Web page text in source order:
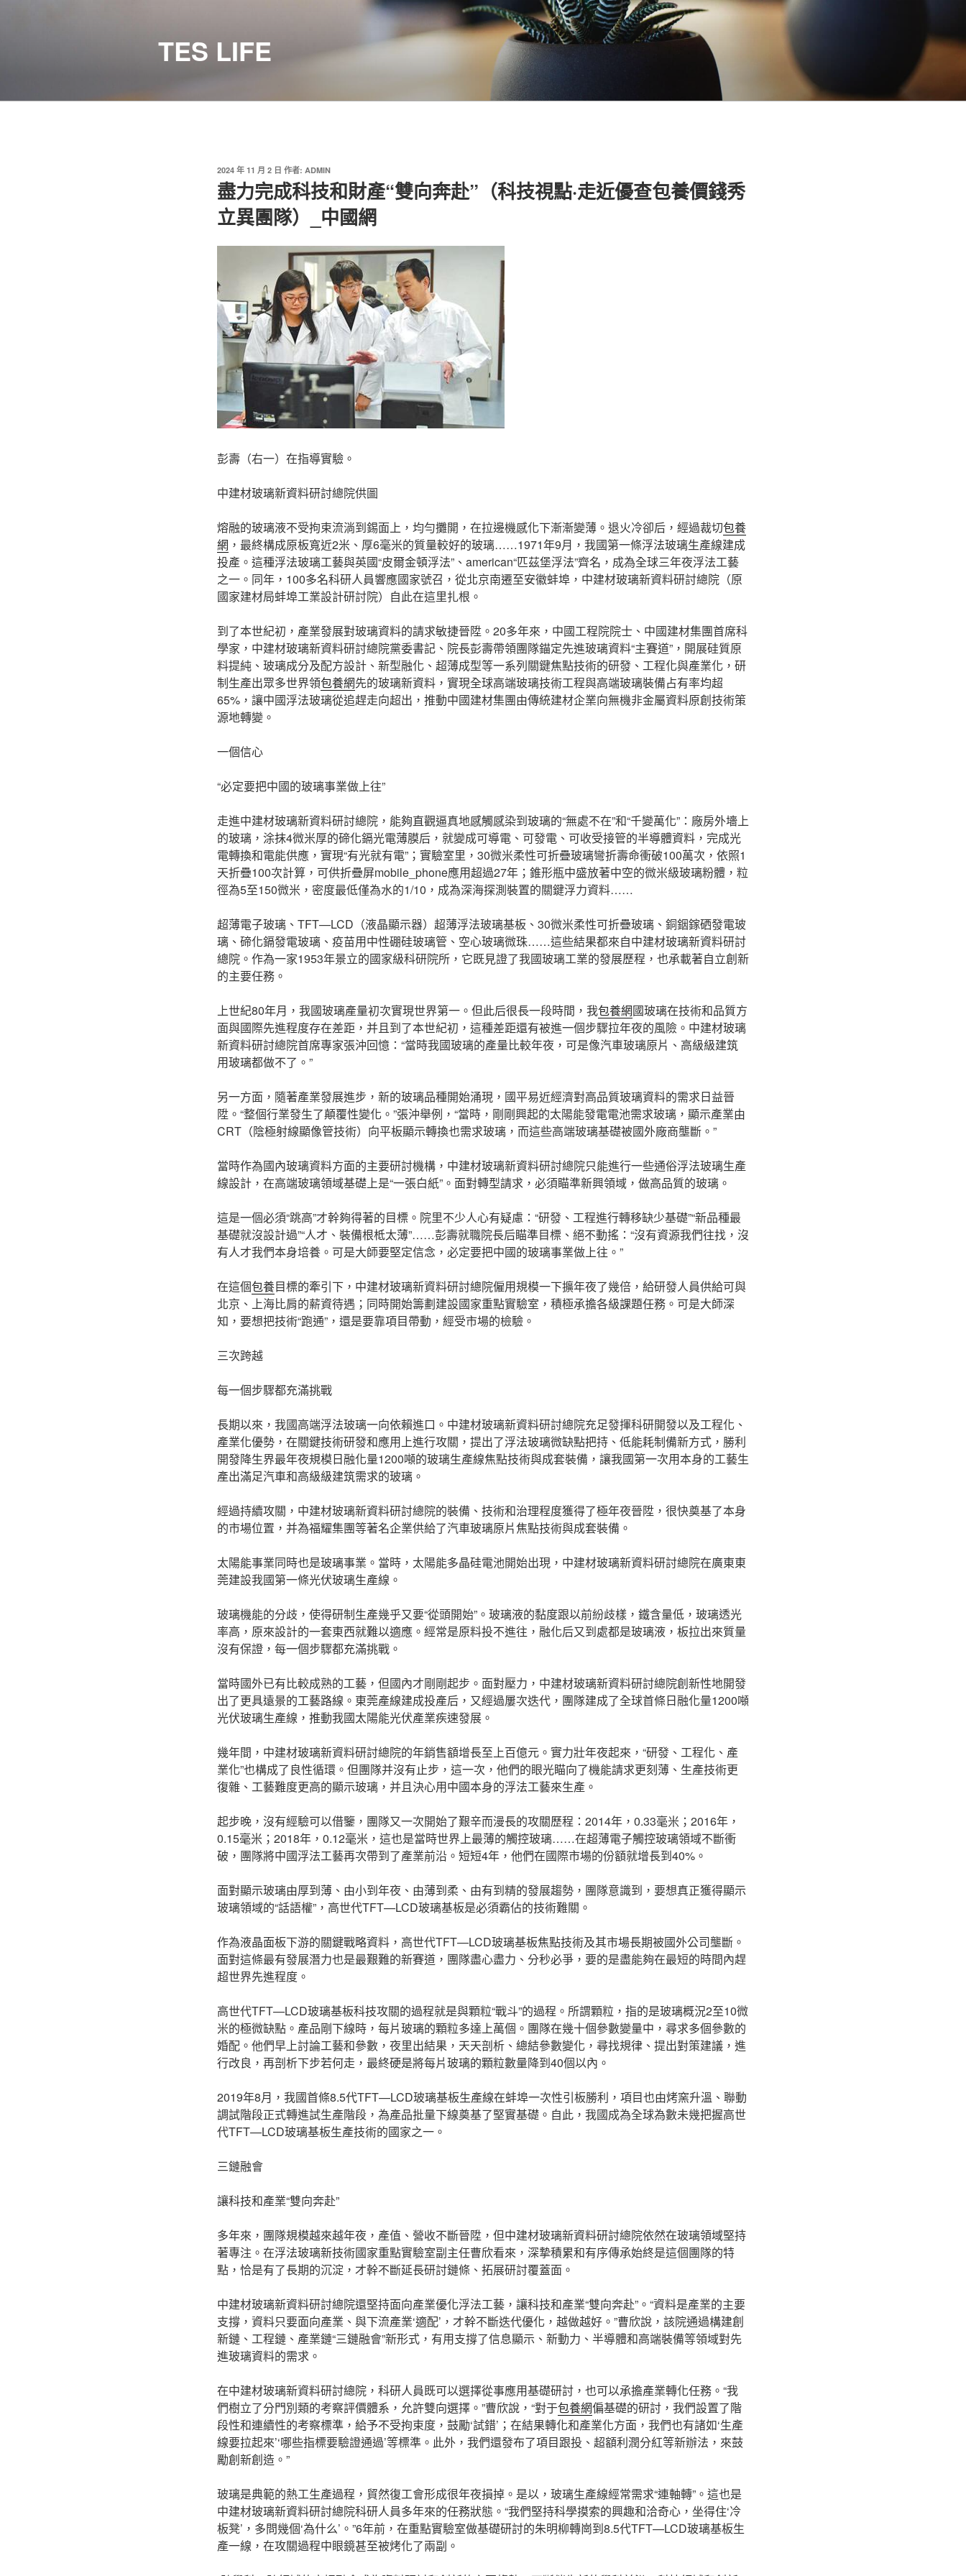
TES LIFE
發
佈
於
2024 年 11 月 2 日 作者: ADMIN
盡力完成科技和財產“雙向奔赴”（科技視點·走近優查包養價錢秀
立異團隊）_中國網
彭壽（右一）在指導實驗。
中建材玻璃新資料研討總院供圖
熔融的玻璃液不受拘束流淌到錫面上，均勻攤開，在拉邊機感化下漸漸變薄。退火冷卻后，經過裁切包養
網 ，最終構成原板寬近2米、厚6毫米的質量較好的玻璃……1971年9月，我國第一條浮法玻璃生產線建成
投產。這種浮法玻璃工藝與英國“皮爾金頓浮法”、american“匹茲堡浮法”齊名，成為全球三年夜浮法工藝
之一。同年，100多名科研人員響應國家號召，從北京南遷至安徽蚌埠，中建材玻璃新資料研討總院（原
國家建材局蚌埠工業設計研討院）自此在這里扎根。
到了本世紀初，產業發展對玻璃資料的請求敏捷晉陞。20多年來，中國工程院院士、中國建材集團首席科
學家，中建材玻璃新資料研討總院黨委書記、院長彭壽帶領團隊錨定先進玻璃資料“主賽道”，開展硅質原
料提純、玻璃成分及配方設計、新型融化、超薄成型等一系列關鍵焦點技術的研發、工程化與產業化，研
制生產出眾多世界領包養網先的玻璃新資料，實現全球高端玻璃技術工程與高端玻璃裝備占有率均超
65%，讓中國浮法玻璃從追趕走向超出，推動中國建材集團由傳統建材企業向無機非金屬資料原創技術策
源地轉變。
一個信心
“必定要把中國的玻璃事業做上往”
走進中建材玻璃新資料研討總院，能夠直觀逼真地感觸感染到玻璃的“無處不在”和“千變萬化”：廠房外墻上
的玻璃，涂抹4微米厚的碲化鎘光電薄膜后，就變成可導電、可發電、可收受接管的半導體資料，完成光
電轉換和電能供應，實現“有光就有電”；實驗室里，30微米柔性可折疊玻璃彎折壽命衝破100萬次，依照1
天折疊100次計算，可供折疊屏mobile_phone應用超過27年；錐形瓶中盛放著中空的微米級玻璃粉體，粒
徑為5至150微米，密度最低僅為水的1/10，成為深海探測裝置的關鍵浮力資料……
超薄電子玻璃、TFT—LCD（液晶顯示器）超薄浮法玻璃基板、30微米柔性可折疊玻璃、銅銦鎵硒發電玻
璃、碲化鎘發電玻璃、疫苗用中性硼硅玻璃管、空心玻璃微珠……這些結果都來自中建材玻璃新資料研討
總院。作為一家1953年景立的國家級科研院所，它既見證了我國玻璃工業的發展歷程，也承載著自立創新
的主要任務。
上世紀80年月，我國玻璃產量初次實現世界第一。但此后很長一段時間，我包養網國玻璃在技術和品質方
面與國際先進程度存在差距，并且到了本世紀初，這種差距還有被進一個步驟拉年夜的風險。中建材玻璃
新資料研討總院首席專家張沖回憶：“當時我國玻璃的產量比較年夜，可是像汽車玻璃原片、高級級建筑
用玻璃都做不了。”
另一方面，隨著產業發展進步，新的玻璃品種開始涌現，國平易近經濟對高品質玻璃資料的需求日益晉
陞。“整個行業發生了顛覆性變化。”張沖舉例，“當時，剛剛興起的太陽能發電電池需求玻璃，顯示產業由
CRT（陰極射線顯像管技術）向平板顯示轉換也需求玻璃，而這些高端玻璃基礎被國外廠商壟斷。”
當時作為國內玻璃資料方面的主要研討機構，中建材玻璃新資料研討總院只能進行一些通俗浮法玻璃生產
線設計，在高端玻璃領域基礎上是“一張白紙”。面對轉型請求，必須瞄準新興領域，做高品質的玻璃。
這是一個必須“跳高”才幹夠得著的目標。院里不少人心有疑慮：“研發、工程進行轉移缺少基礎”“新品種最
基礎就沒設計過”“人才、裝備根柢太薄”……彭壽就職院長后瞄準目標、絕不動搖：“沒有資源我們往找，沒
有人才我們本身培養。可是大師要堅定信念，必定要把中國的玻璃事業做上往。”
在這個包養目標的牽引下，中建材玻璃新資料研討總院僱用規模一下擴年夜了幾倍，給研發人員供給可與
北京、上海比肩的薪資待遇；同時開始籌劃建設國家重點實驗室，積極承擔各級課題任務。可是大師深
知，要想把技術“跑通”，還是要靠項目帶動，經受市場的檢驗。
三次跨越
每一個步驟都充滿挑戰
長期以來，我國高端浮法玻璃一向依賴進口。中建材玻璃新資料研討總院充足發揮科研開發以及工程化、
產業化優勢，在關鍵技術研發和應用上進行攻關，提出了浮法玻璃微缺點把持、低能耗制備新方式，勝利
開發降生界最年夜規模日融化量1200噸的玻璃生產線焦點技術與成套裝備，讓我國第一次用本身的工藝生
產出滿足汽車和高級級建筑需求的玻璃。
經過持續攻關，中建材玻璃新資料研討總院的裝備、技術和治理程度獲得了極年夜晉陞，很快奠基了本身
的市場位置，并為福耀集團等著名企業供給了汽車玻璃原片焦點技術與成套裝備。
太陽能事業同時也是玻璃事業。當時，太陽能多晶硅電池開始出現，中建材玻璃新資料研討總院在廣東東
莞建設我國第一條光伏玻璃生產線。
玻璃機能的分歧，使得研制生產幾乎又要“從頭開始”。玻璃液的黏度跟以前紛歧樣，鐵含量低，玻璃透光
率高，原來設計的一套東西就難以適應。經常是原料投不進往，融化后又到處都是玻璃液，板拉出來質量
沒有保證，每一個步驟都充滿挑戰。
當時國外已有比較成熟的工藝，但國內才剛剛起步。面對壓力，中建材玻璃新資料研討總院創新性地開發
出了更具遠景的工藝路線。東莞產線建成投產后，又經過屢次迭代，團隊建成了全球首條日融化量1200噸
光伏玻璃生產線，推動我國太陽能光伏產業疾速發展。
幾年間，中建材玻璃新資料研討總院的年銷售額增長至上百億元。實力壯年夜起來，“研發、工程化、產
業化”也構成了良性循環。但團隊并沒有止步，這一次，他們的眼光瞄向了機能請求更刻薄、生產技術更
復雜、工藝難度更高的顯示玻璃，并且決心用中國本身的浮法工藝來生產。
起步晚，沒有經驗可以借鑒，團隊又一次開始了艱辛而漫長的攻關歷程：2014年，0.33毫米；2016年，
0.15毫米；2018年，0.12毫米，這也是當時世界上最薄的觸控玻璃……在超薄電子觸控玻璃領域不斷衝
破，團隊將中國浮法工藝再次帶到了產業前沿。短短4年，他們在國際市場的份額就增長到40%。
面對顯示玻璃由厚到薄、由小到年夜、由薄到柔、由有到精的發展趨勢，團隊意識到，要想真正獲得顯示
玻璃領域的“話語權”，高世代TFT—LCD玻璃基板是必須霸佔的技術難關。
作為液晶面板下游的關鍵戰略資料，高世代TFT—LCD玻璃基板焦點技術及其市場長期被國外公司壟斷。
面對這條最有發展潛力也是最艱難的新賽道，團隊盡心盡力、分秒必爭，要的是盡能夠在最短的時間內趕
超世界先進程度。
高世代TFT—LCD玻璃基板科技攻關的過程就是與顆粒“戰斗”的過程。所謂顆粒，指的是玻璃概況2至10微
米的極微缺點。產品剛下線時，每片玻璃的顆粒多達上萬個。團隊在幾十個參數變量中，尋求多個參數的
婚配。他們早上討論工藝和參數，夜里出結果，天天剖析、總結參數變化，尋找規律、提出對策建議，進
行改良，再剖析下步若何走，最終硬是將每片玻璃的顆粒數量降到40個以內。
2019年8月，我國首條8.5代TFT—LCD玻璃基板生產線在蚌埠一次性引板勝利，項目也由烤窯升溫、聯動
調試階段正式轉進試生產階段，為產品批量下線奠基了堅實基礎。自此，我國成為全球為數未幾把握高世
代TFT—LCD玻璃基板生產技術的國家之一。
三鏈融會
讓科技和產業“雙向奔赴”
多年來，團隊規模越來越年夜，產值、營收不斷晉陞，但中建材玻璃新資料研討總院依然在玻璃領域堅持
著專注。在浮法玻璃新技術國家重點實驗室副主任曹欣看來，深摯積累和有序傳承始終是這個團隊的特
點，恰是有了長期的沉淀，才幹不斷延長研討鏈條、拓展研討覆蓋面。
中建材玻璃新資料研討總院還堅持面向產業優化浮法工藝，讓科技和產業“雙向奔赴”。“資料是產業的主要
支撐，資料只要面向產業、與下流產業‘適配’，才幹不斷迭代優化，越做越好。”曹欣說，該院通過構建創
新鏈、工程鏈、產業鏈“三鏈融會”新形式，有用支撐了信息顯示、新動力、半導體和高端裝備等領域對先
進玻璃資料的需求。
在中建材玻璃新資料研討總院，科研人員既可以選擇從事應用基礎研討，也可以承擔產業轉化任務。“我
們樹立了分門別類的考察評價體系，允許雙向選擇。”曹欣說，“對于包養網偏基礎的研討，我們設置了階
段性和連續性的考察標準，給予不受拘束度，鼓勵‘試錯’；在結果轉化和產業化方面，我們也有諸如‘生產
線要拉起來’‘哪些指標要驗證通過’等標準。此外，我們還發布了項目跟投、超額利潤分紅等新辦法，來鼓
勵創新創造。”
玻璃是典範的熱工生產過程，貿然復工會形成很年夜損掉。是以，玻璃生產線經常需求“連軸轉”。這也是
中建材玻璃新資料研討總院科研人員多年來的任務狀態。“我們堅持科學摸索的興趣和洽奇心，坐得住‘冷
板凳’，多問幾個‘為什么’。”6年前，在重點實驗室做基礎研討的朱明柳轉崗到8.5代TFT—LCD玻璃基板生
產一線，在攻關過程中眼鏡甚至被烤化了兩副。